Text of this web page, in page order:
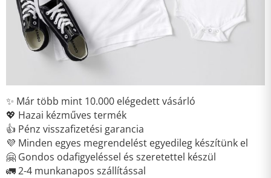
✨ Már több mint 10.000 elégedett vásárló
💖 Hazai kézműves termék
👍 Pénz visszafizetési garancia
💜 Minden egyes megrendelést egyedileg készítünk el
🤗 Gondos odafigyeléssel és szeretettel készül
🚛 2-4 munkanapos szállítással